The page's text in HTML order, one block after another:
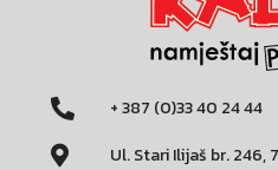
+ 387 (0)33 40 24 44
Ul. Stari Ilijaš br. 246,